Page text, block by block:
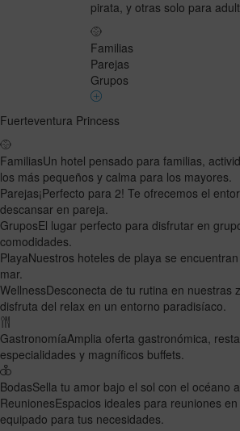
pirata, y otras solo para
Familias
Parejas
Grupos
Fuerteventura Princess
FamiliasUn hotel pensado para familias,
los más pequeños y calma para los mayores.
Parejas¡Perfecto para 2! Te ofrecemos el
descansar en pareja.
GruposEl lugar perfecto para disfrutar en
comodidades.
PlayaNuestros hoteles de playa se
mar.
WellnessDesconecta de tu rutina en nuestras
disfruta del relax en un entorno paradisíaco.
GastronomíaAmplia oferta gastronómica,
especialidades y magníficos buffets.
BodasSella tu amor bajo el sol con el océano
ReunionesEspacios ideales para reuniones
equipado para tus necesidades.